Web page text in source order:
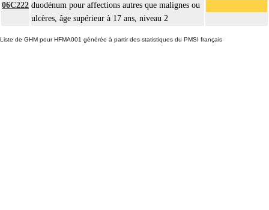
06C222 duodénum pour affections autres que malignes ou
ulcères, âge supérieur à 17 ans, niveau 2
Liste de GHM pour HFMA001 générée à partir des statistiques du PMSI français